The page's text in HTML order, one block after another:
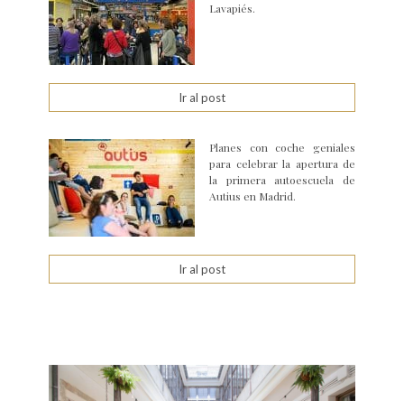
Lavapiés.
Ir al post
Planes con coche geniales
para celebrar la apertura de
la primera autoescuela de
Autius en Madrid.
Ir al post